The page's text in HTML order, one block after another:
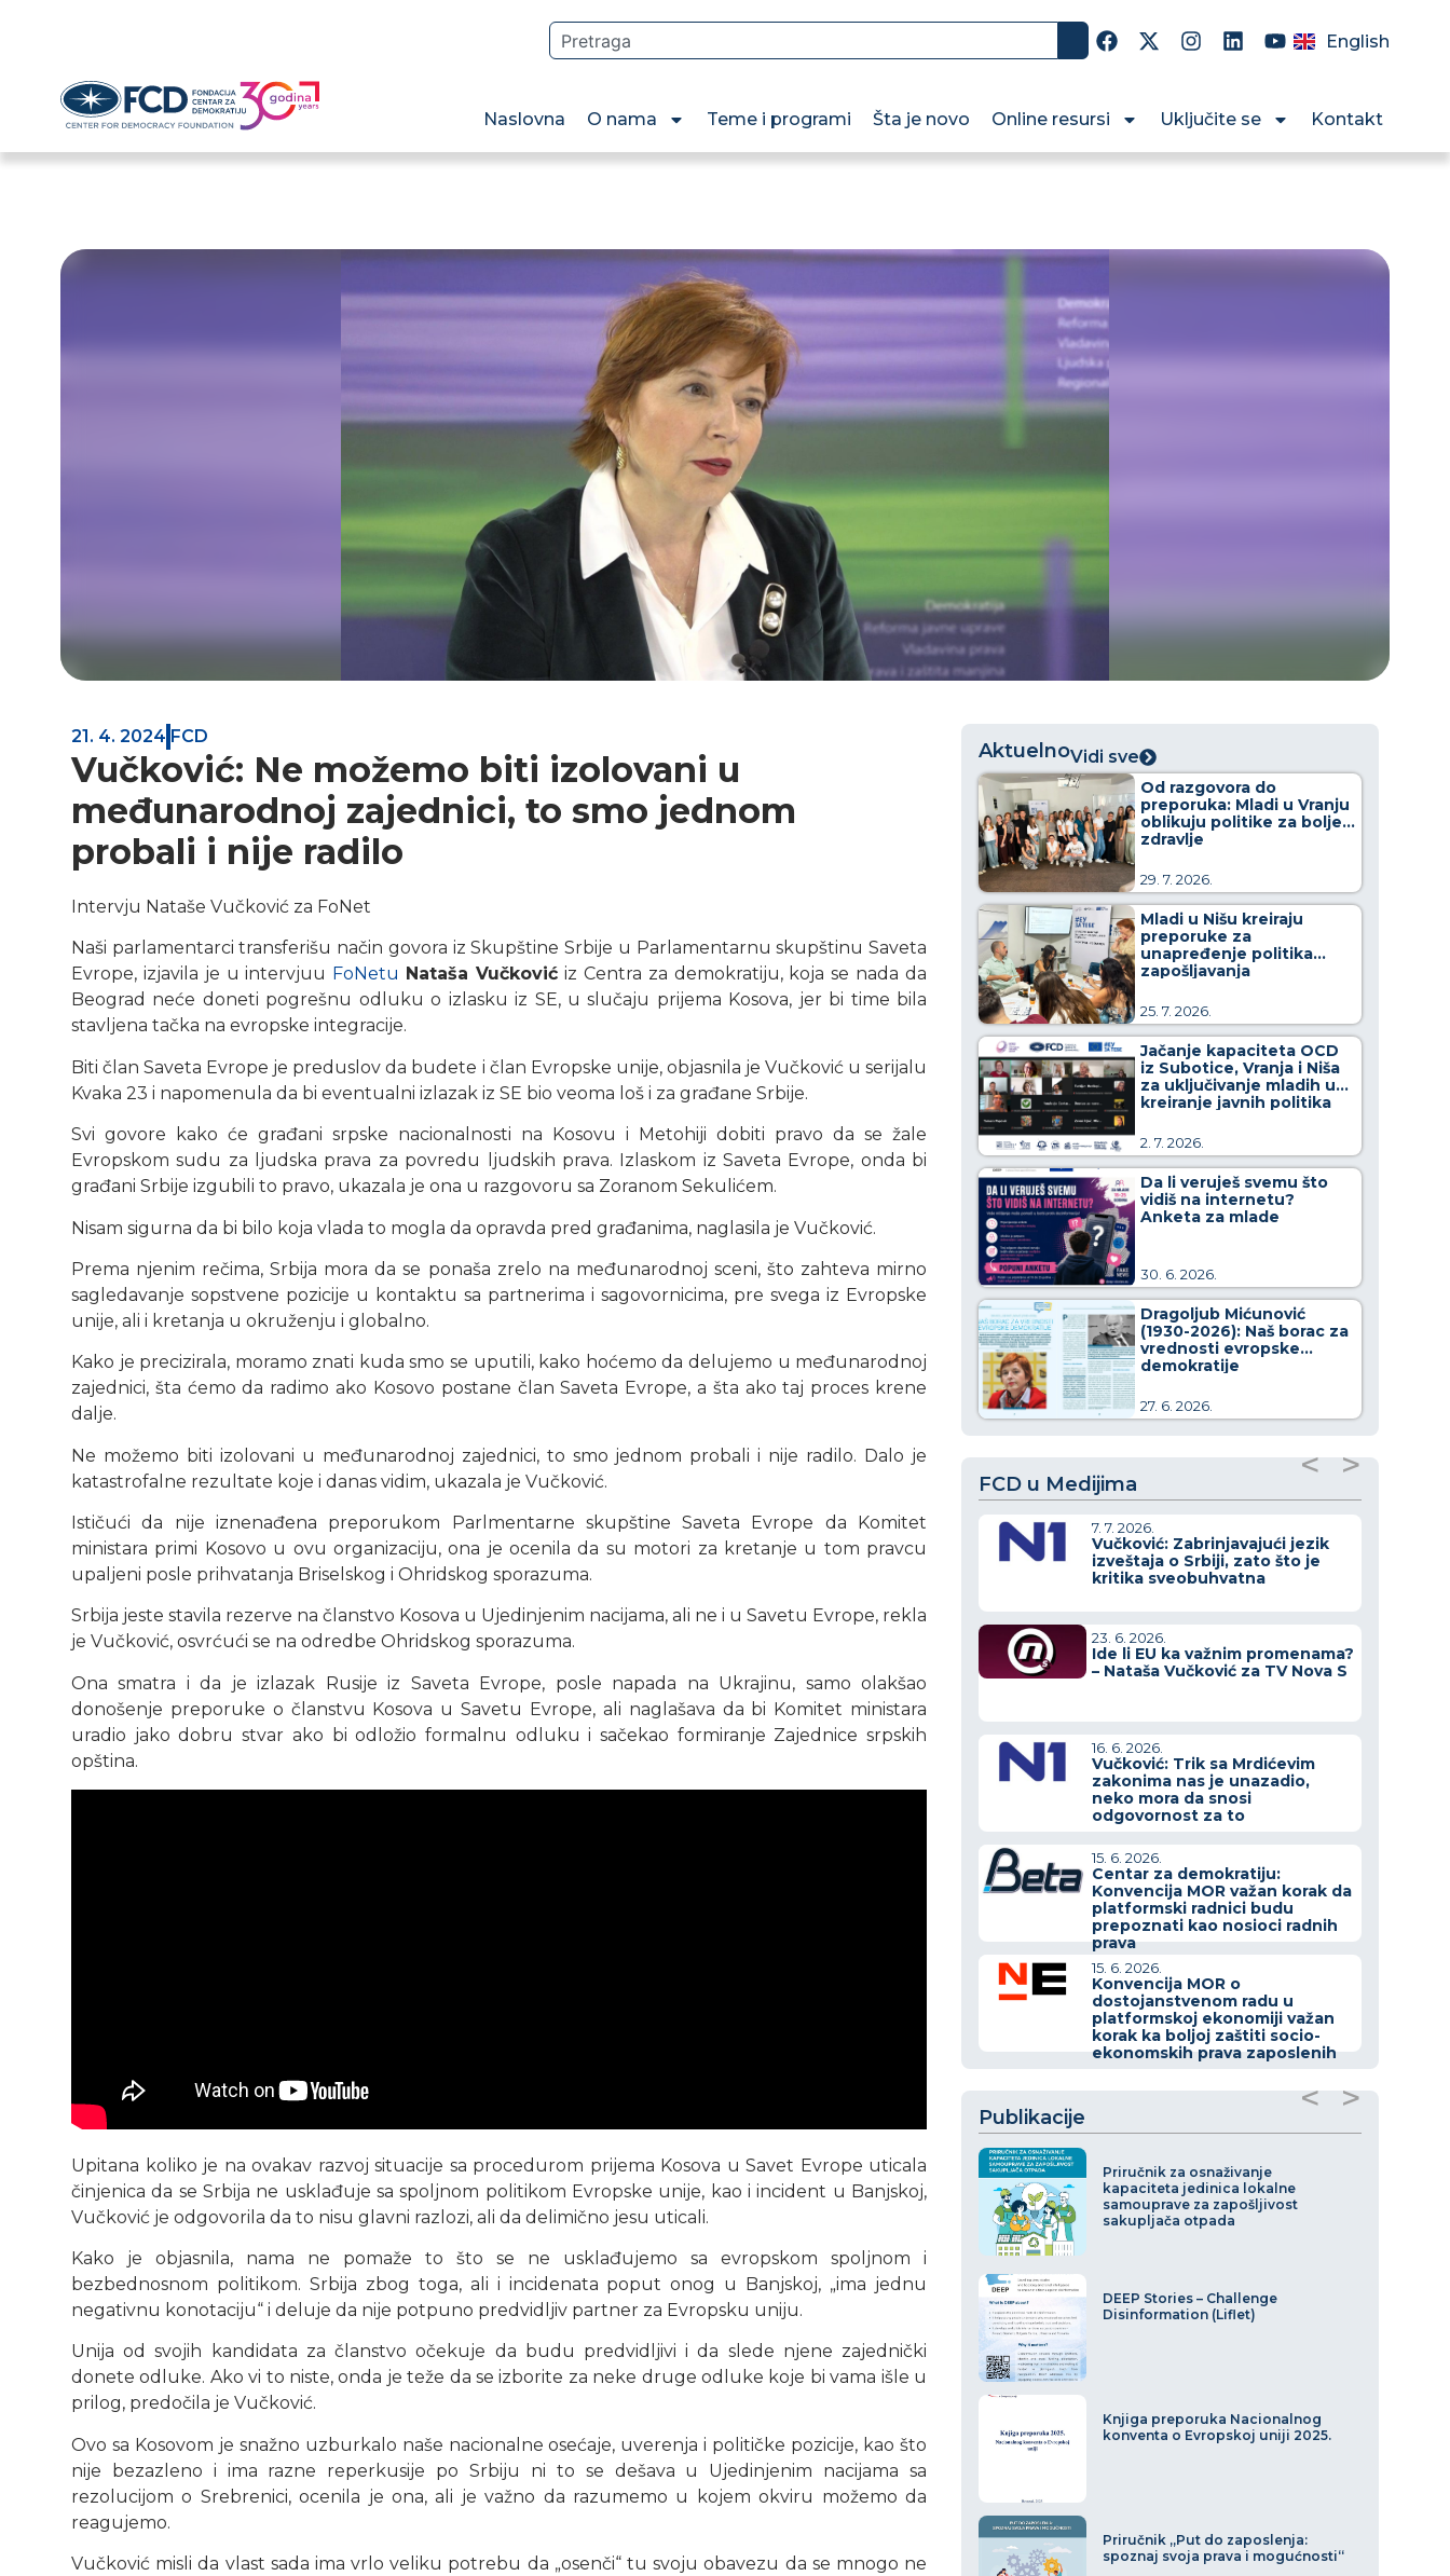
English
Naslovna O nama Teme i programi Šta je novo Online resursi Uključite se Kontakt
21. 4. 2024 FCD
Vučković: Ne možemo biti izolovani u
međunarodnoj zajednici, to smo jednom
probali i nije radilo
Intervju Nataše Vučković za FoNet
Naši parlamentarci transferišu način govora iz Skupštine Srbije u Parlamentarnu skupštinu Saveta
Evrope, izjavila je u intervjuu FoNetu Nataša Vučković iz Centra za demokratiju, koja se nada da
Beograd neće doneti pogrešnu odluku o izlasku iz SE, u slučaju prijema Kosova, jer bi time bila
stavljena tačka na evropske integracije.
Biti član Saveta Evrope je preduslov da budete i član Evropske unije, objasnila je Vučković u serijalu
Kvaka 23 i napomenula da bi eventualni izlazak iz SE bio veoma loš i za građane Srbije.
Svi govore kako će građani srpske nacionalnosti na Kosovu i Metohiji dobiti pravo da se žale
Evropskom sudu za ljudska prava za povredu ljudskih prava. Izlaskom iz Saveta Evrope, onda bi
građani Srbije izgubili to pravo, ukazala je ona u razgovoru sa Zoranom Sekulićem.
Nisam sigurna da bi bilo koja vlada to mogla da opravda pred građanima, naglasila je Vučković.
Prema njenim rečima, Srbija mora da se ponaša zrelo na međunarodnoj sceni, što zahteva mirno
sagledavanje sopstvene pozicije u kontaktu sa partnerima i sagovornicima, pre svega iz Evropske
unije, ali i kretanja u okruženju i globalno.
Kako je precizirala, moramo znati kuda smo se uputili, kako hoćemo da delujemo u međunarodnoj
zajednici, šta ćemo da radimo ako Kosovo postane član Saveta Evrope, a šta ako taj proces krene
dalje.
Ne možemo biti izolovani u međunarodnoj zajednici, to smo jednom probali i nije radilo. Dalo je
katastrofalne rezultate koje i danas vidim, ukazala je Vučković.
Ističući da nije iznenađena preporukom Parlmentarne skupštine Saveta Evrope da Komitet
ministara primi Kosovo u ovu organizaciju, ona je ocenila da su motori za kretanje u tom pravcu
upaljeni posle prihvatanja Briselskog i Ohridskog sporazuma.
Srbija jeste stavila rezerve na članstvo Kosova u Ujedinjenim nacijama, ali ne i u Savetu Evrope, rekla
je Vučković, osvrćući se na odredbe Ohridskog sporazuma.
Ona smatra i da je izlazak Rusije iz Saveta Evrope, posle napada na Ukrajinu, samo olakšao
donošenje preporuke o članstvu Kosova u Savetu Evrope, ali naglašava da bi Komitet ministara
uradio jako dobru stvar ako bi odložio formalnu odluku i sačekao formiranje Zajednice srpskih
opština.
Upitana koliko je na ovakav razvoj situacije sa procedurom prijema Kosova u Savet Evrope uticala
činjenica da se Srbija ne usklađuje sa spoljnom politikom Evropske unije, kao i incident u Banjskoj,
Vučković je odgovorila da to nisu glavni razlozi, ali da delimično jesu uticali.
Kako je objasnila, nama ne pomaže to što se ne usklađujemo sa evropskom spoljnom i
bezbednosnom politikom. Srbija zbog toga, ali i incidenata poput onog u Banjskoj, „ima jednu
negativnu konotaciju“ i deluje da nije potpuno predvidljiv partner za Evropsku uniju.
Unija od svojih kandidata za članstvo očekuje da budu predvidljivi i da slede njene zajednički
donete odluke. Ako vi to niste, onda je teže da se izborite za neke druge odluke koje bi vama išle u
prilog, predočila je Vučković.
Ovo sa Kosovom je snažno uzburkalo naše nacionalne osećaje, uverenja i političke pozicije, kao što
nije bezazleno i ima razne reperkusije po Srbiju ni to se dešava u Ujedinjenim nacijama sa
rezolucijom o Srebrenici, ocenila je ona, ali je važno da razumemo u kojem okviru možemo da
reagujemo.
Vučković misli da vlast sada ima vrlo veliku potrebu da „osenči“ tu svoju obavezu da se mnogo ne
AktuelnoVidi sve
Od razgovora do
preporuka: Mladi u Vranju
oblikuju politike za bolje
zdravlje
29. 7. 2026.
Mladi u Nišu kreiraju
preporuke za
unapređenje politika
zapošljavanja
25. 7. 2026.
Jačanje kapaciteta OCD
iz Subotice, Vranja i Niša
za uključivanje mladih u
kreiranje javnih politika
2. 7. 2026.
Da li veruješ svemu što
vidiš na internetu?
Anketa za mlade
30. 6. 2026.
Dragoljub Mićunović
(1930-2026): Naš borac za
vrednosti evropske
demokratije
27. 6. 2026.
FCD u Medijima
7. 7. 2026.
Vučković: Zabrinjavajući jezik
izveštaja o Srbiji, zato što je
kritika sveobuhvatna
23. 6. 2026.
Ide li EU ka važnim promenama?
– Nataša Vučković za TV Nova S
16. 6. 2026.
Vučković: Trik sa Mrdićevim
zakonima nas je unazadio,
neko mora da snosi
odgovornost za to
15. 6. 2026.
Centar za demokratiju:
Konvencija MOR važan korak da
platformski radnici budu
prepoznati kao nosioci radnih
prava
15. 6. 2026.
Konvencija MOR o
dostojanstvenom radu u
platformskoj ekonomiji važan
korak ka boljoj zaštiti socio-
ekonomskih prava zaposlenih
< >
Publikacije
Priručnik za osnaživanje
kapaciteta jedinica lokalne
samouprave za zapošljivost
sakupljača otpada
DEEP Stories – Challenge
Disinformation (Liflet)
Knjiga preporuka Nacionalnog
konventa o Evropskoj uniji 2025.
Priručnik „Put do zaposlenja:
spoznaj svoja prava i mogućnosti“
< >